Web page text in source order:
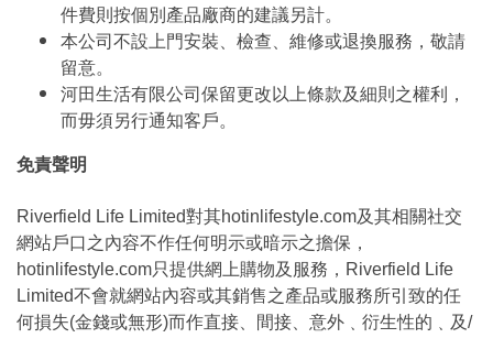
件費則按個別產品廠商的建議另計。
本公司不設上門安裝、檢查、維修或退換服務，敬請
留意。
河田生活有限公司保留更改以上條款及細則之權利，
而毋須另行通知客戶。
免責聲明
Riverfield Life Limited對其hotinlifestyle.com及其相關社交
網站戶口之內容不作任何明示或暗示之擔保，
hotinlifestyle.com只提供網上購物及服務，Riverfield Life
Limited不會就網站內容或其銷售之產品或服務所引致的任
何損失(金錢或無形)而作直接、間接、意外﹑衍生性的﹑及/